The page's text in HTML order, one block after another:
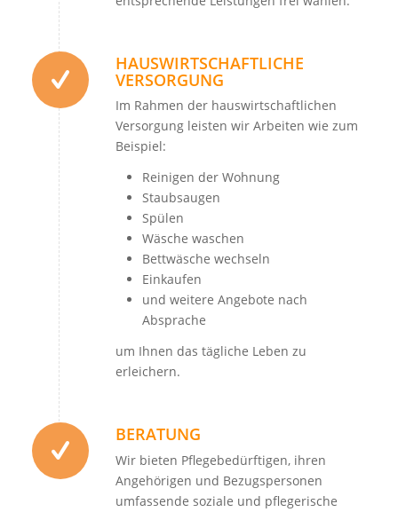
HAUSWIRTSCHAFTLICHE
VERSORGUNG
Im Rahmen der hauswirtschaftlichen
Versorgung leisten wir Arbeiten wie zum
Beispiel:
Reinigen der Wohnung
Staubsaugen
Spülen
Wäsche waschen
Bettwäsche wechseln
Einkaufen
und weitere Angebote nach
Absprache
um Ihnen das tägliche Leben zu
erleichern.
BERATUNG
Wir bieten Pflegebedürftigen, ihren
Angehörigen und Bezugspersonen
umfassende soziale und pflegerische